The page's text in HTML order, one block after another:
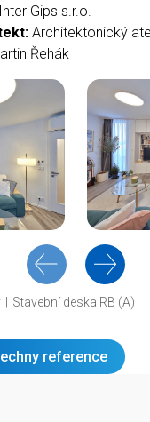
Inter Gips s.r.o.
Architektonický
Řehák
Stavební deska RB (A)
reference